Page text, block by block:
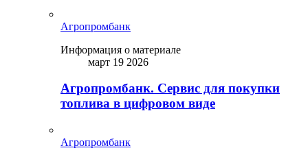
Агропромбанк
Информация о материале
март 19 2026
Агропромбанк. Сервис для покупки
топлива в цифровом виде
Агропромбанк